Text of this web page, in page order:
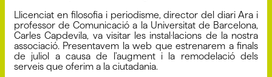
Llicenciat en filosofia i periodisme, director del diari Ara i
professor de Comunicació a la Universitat de Barcelona,
Carles Capdevila, va visitar les instal·lacions de la nostra
associació. Presentavem la web que estrenarem a finals
de juliol a causa de l'augment i la remodelació dels
serveis que oferim a la ciutadania.